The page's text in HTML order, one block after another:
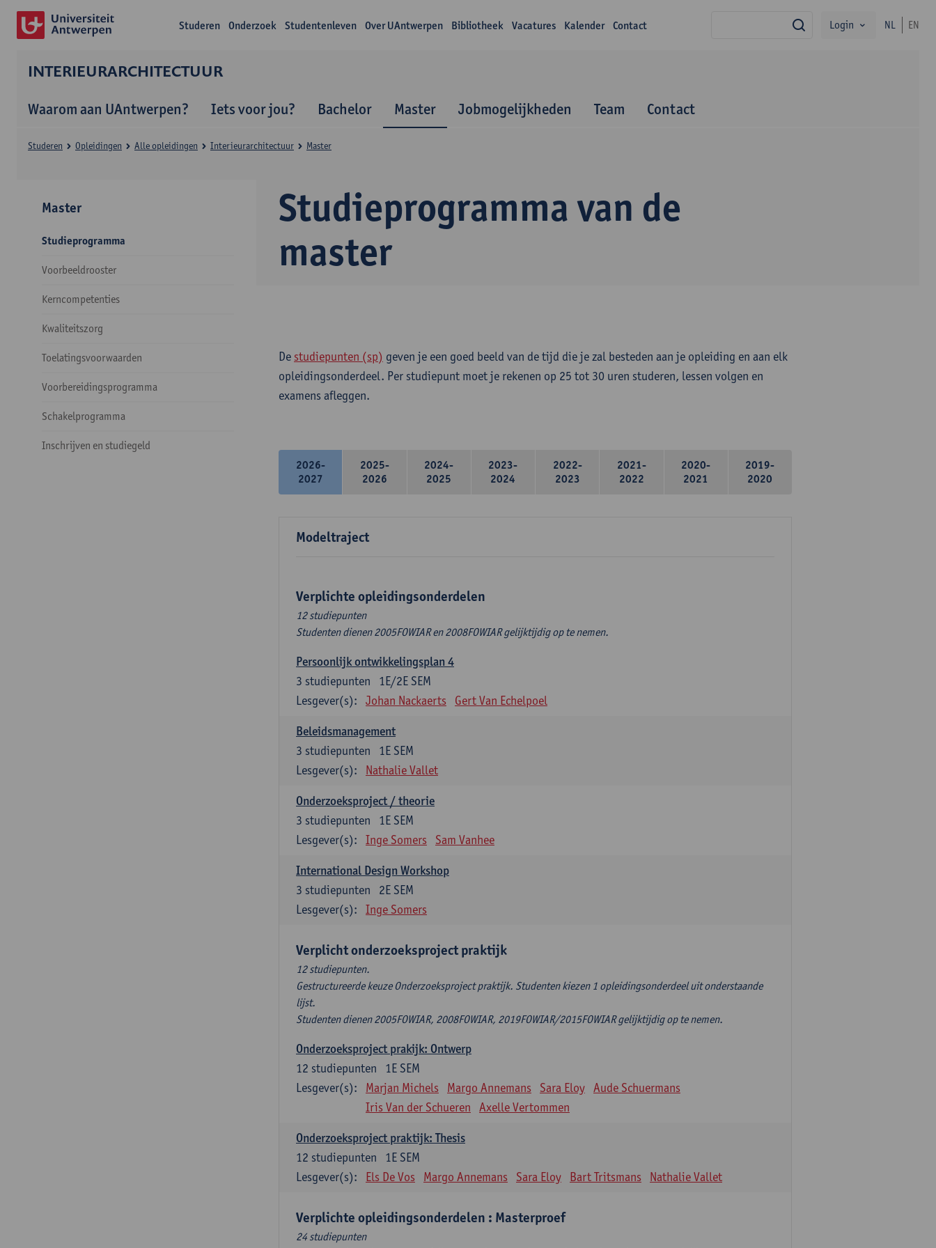
Studeren Onderzoek Studentenleven Over UAntwerpen Bibliotheek Vacatures Kalender Contact zoekLogin NL EN
INTERIEURARCHITECTUUR
Waarom aan UAntwerpen? Iets voor jou? Bachelor Master Jobmogelijkheden Team Contact
Studieprogramma van de
master
Studeren Opleidingen Alle opleidingen Interieurarchitectuur Master
Master
Studieprogramma
Voorbeeldrooster
Kerncompetenties
Kwaliteitszorg
Toelatingsvoorwaarden
Voorbereidingsprogramma
Schakelprogramma
Inschrijven en studiegeld
De studiepunten (sp) geven je een goed beeld van de tijd die je zal besteden aan je opleiding en aan elk
opleidingsonderdeel. Per studiepunt moet je rekenen op 25 tot 30 uren studeren, lessen volgen en
examens afleggen.
2026-
2027
2025-
2026
2024-
2025
2023-
2024
2022-
2023
2021-
2022
2020-
2021
2019-
2020
Modeltraject
Verplichte opleidingsonderdelen
12 studiepunten
Studenten dienen 2005FOWIAR en 2008FOWIAR gelijktijdig op te nemen.
Persoonlijk ontwikkelingsplan 4
1E/2E SEM
3 studiepunten
Lesgever(s):
Johan Nackaerts Gert Van Echelpoel
Beleidsmanagement
1E SEM
3 studiepunten
Lesgever(s):
Nathalie Vallet
Onderzoeksproject / theorie
1E SEM
3 studiepunten
Lesgever(s):
Inge Somers Sam Vanhee
International Design Workshop
2E SEM
3 studiepunten
Lesgever(s):
Inge Somers
Verplicht onderzoeksproject praktijk
12 studiepunten.
Gestructureerde keuze Onderzoeksproject praktijk. Studenten kiezen 1 opleidingsonderdeel uit onderstaande
lijst.
Studenten dienen 2005FOWIAR, 2008FOWIAR, 2019FOWIAR/2015FOWIAR gelijktijdig op te nemen.
Onderzoeksproject prakijk: Ontwerp
1E SEM
12 studiepunten
Lesgever(s):
Marjan Michels Margo Annemans Sara Eloy Aude Schuermans
Iris Van der Schueren
Axelle Vertommen
Onderzoeksproject praktijk: Thesis
1E SEM
12 studiepunten
Lesgever(s):
Els De Vos Margo Annemans Sara Eloy Bart Tritsmans Nathalie Vallet
Verplichte opleidingsonderdelen : Masterproef
24 studiepunten